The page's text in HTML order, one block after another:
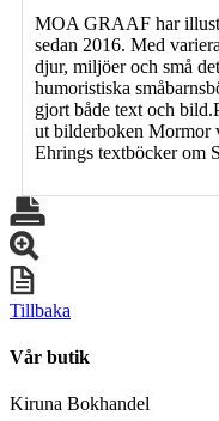
MOA GRAAF har
sedan 2016. Med
djur, miljöer och små
humoristiska
gjort både text och
ut bilderboken Mormor
Ehrings textböcker om
Tillbaka
Vår butik
Kiruna Bokhandel